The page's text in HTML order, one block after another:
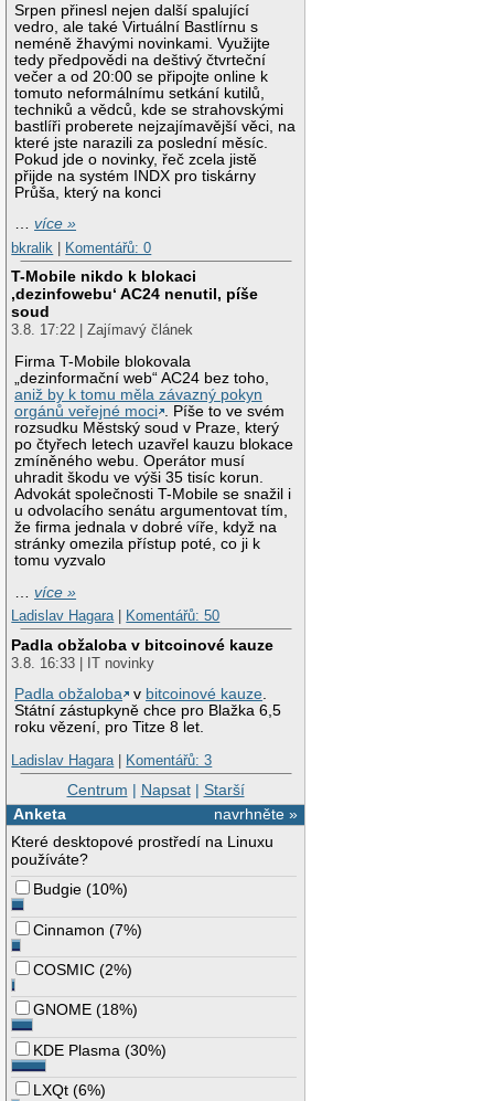
Srpen přinesl nejen další spalující
vedro, ale také Virtuální Bastlírnu s
neméně žhavými novinkami. Využijte
tedy předpovědi na deštivý čtvrteční
večer a od 20:00 se připojte online k
tomuto neformálnímu setkání kutilů,
techniků a vědců, kde se strahovskými
bastlíři proberete nejzajímavější věci, na
které jste narazili za poslední měsíc.
Pokud jde o novinky, řeč zcela jistě
přijde na systém INDX pro tiskárny
Průša, který na konci
…více »
bkralik | Komentářů: 0
T-Mobile nikdo k blokaci
‚dezinfowebu‘ AC24 nenutil, píše
soud
3.8. 17:22 | Zajímavý článek
Firma T-Mobile blokovala
„dezinformační web“ AC24 bez toho,
aniž by k tomu měla závazný pokyn
orgánů veřejné moci
. Píše to ve svém
rozsudku Městský soud v Praze, který
po čtyřech letech uzavřel kauzu blokace
zmíněného webu. Operátor musí
uhradit škodu ve výši 35 tisíc korun.
Advokát společnosti T-Mobile se snažil i
u odvolacího senátu argumentovat tím,
že firma jednala v dobré víře, když na
stránky omezila přístup poté, co ji k
tomu vyzvalo
…více »
Ladislav Hagara| Komentářů: 50
Padla obžaloba v bitcoinové kauze
3.8. 16:33 | IT novinky
Padla obžaloba
v bitcoinové kauze.
Státní zástupkyně chce pro Blažka 6,5
roku vězení, pro Titze 8 let.
Ladislav Hagara| Komentářů: 3
Centrum | Napsat| Starší
navrhněte »
Anketa
Které desktopové prostředí na Linuxu
používáte?
Budgie (10%)
Cinnamon (7%)
COSMIC (2%)
GNOME (18%)
KDE Plasma (30%)
LXQt (6%)